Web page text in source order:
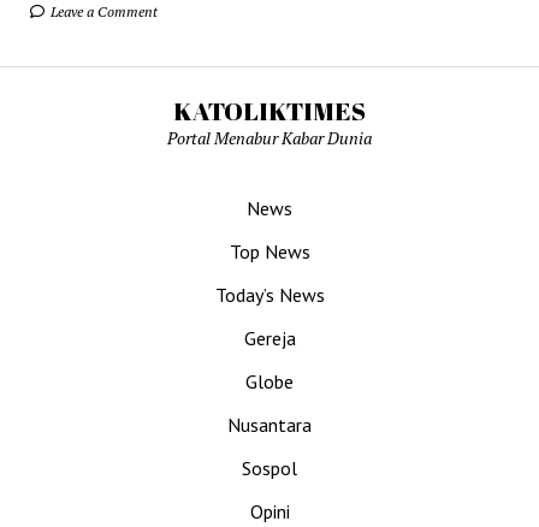
Leave a Comment
KATOLIKTIMES
Portal Menabur Kabar Dunia
News
Top News
Today’s News
Gereja
Globe
Nusantara
Sospol
Opini